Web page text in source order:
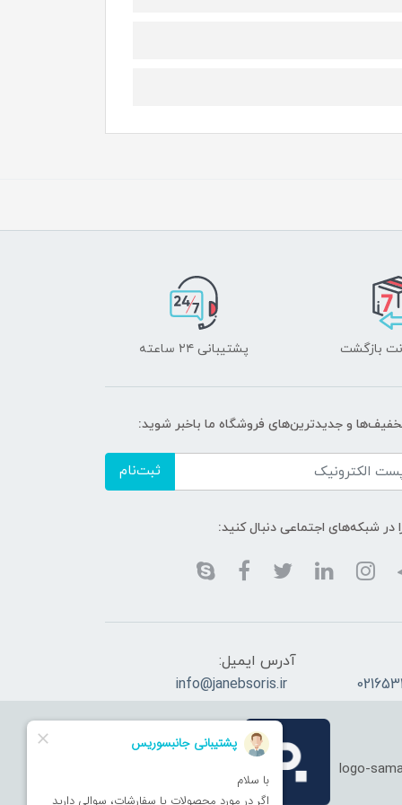
پشتیبانی ۲۴ ساعته
و جدیدترین‌های فروشگاه ما باخبر شوید:
ثبت‌نام
در شبکه‌های اجتماعی دنبال کنید:
آدرس ایمیل:
info@janebsoris.ir